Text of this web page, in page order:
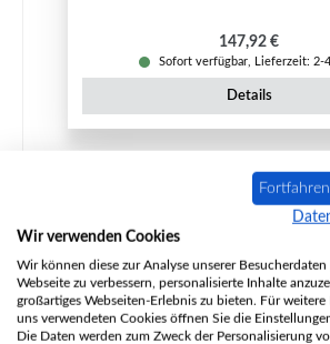
Regulärer Preis:
147,92 €
Sofort verfügbar, Lieferzeit: 2-
Details
Wir verwenden Cookies
Wir können diese zur Analyse unserer
Webseite zu verbessern, personalisierte Inhalte
großartiges Webseiten-Erlebnis zu bieten. Für
uns verwendeten Cookies öffnen Sie die
Die Daten werden zum Zweck der Personalisierung